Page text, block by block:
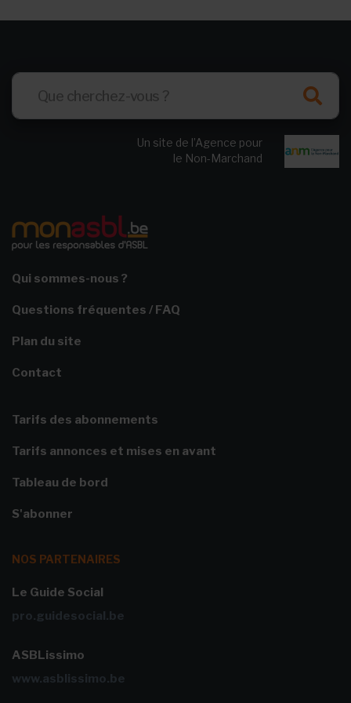
Un site de l’Agence pour
le Non-Marchand
Qui sommes-nous ?
Questions fréquentes / FAQ
Plan du site
Contact
Tarifs des abonnements
Tarifs annonces et mises en avant
Tableau de bord
S'abonner
NOS PARTENAIRES
Le Guide Social
pro.guidesocial.be
ASBLissimo
www.asblissimo.be